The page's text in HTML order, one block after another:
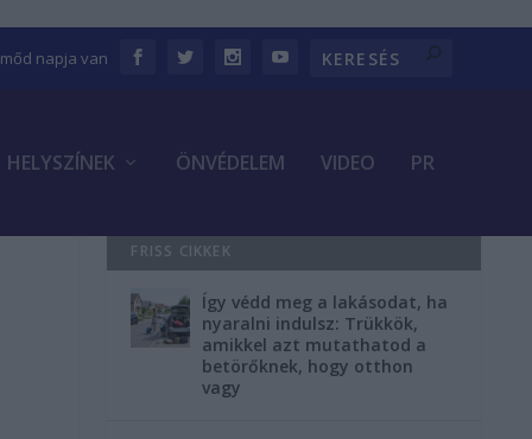
napja van
HELYSZÍNEK ÖNVÉDELEM VIDEO PR
FRISS CIKKEK
Így védd meg a lakásodat, ha
nyaralni indulsz: Trükkök,
amikkel azt mutathatod a
betörőknek, hogy otthon
vagy